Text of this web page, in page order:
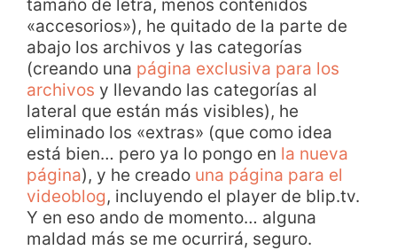
tamaño de letra, menos contenidos
«accesorios»), he quitado de la parte de
abajo los archivos y las categorías
(creando una página exclusiva para los
archivos y llevando las categorías al
lateral que están más visibles), he
eliminado los «extras» (que como idea
está bien… pero ya lo pongo en la nueva
página), y he creado una página para el
videoblog, incluyendo el player de blip.tv.
Y en eso ando de momento… alguna
maldad más se me ocurrirá, seguro.